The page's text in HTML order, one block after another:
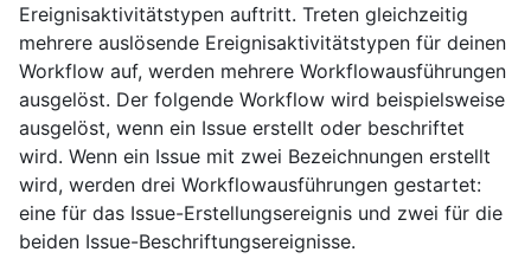
Ereignisaktivitätstypen auftritt. Treten gleichzeitig
mehrere auslösende Ereignisaktivitätstypen für deinen
Workflow auf, werden mehrere Workflowausführungen
ausgelöst. Der folgende Workflow wird beispielsweise
ausgelöst, wenn ein Issue erstellt oder beschriftet
wird. Wenn ein Issue mit zwei Bezeichnungen erstellt
wird, werden drei Workflowausführungen gestartet:
eine für das Issue-Erstellungsereignis und zwei für die
beiden Issue-Beschriftungsereignisse.